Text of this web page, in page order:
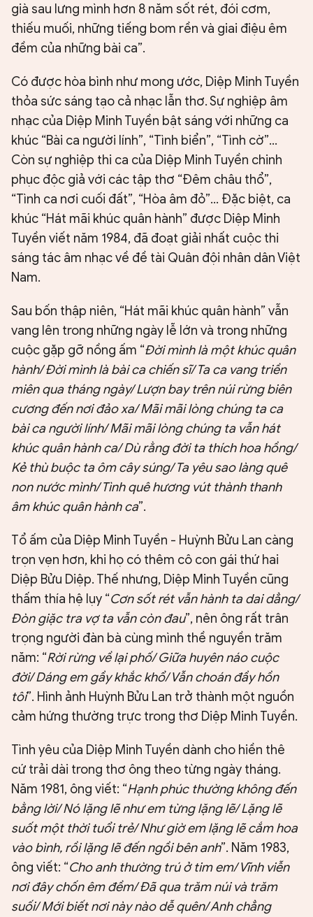
già sau lưng mình hơn 8 năm sốt rét, đói cơm,
thiếu muối, những tiếng bom rền và giai điệu êm
đềm của những bài ca”.
Có được hòa bình như mong ước, Diệp Minh Tuyền
thỏa sức sáng tạo cả nhạc lẫn thơ. Sự nghiệp âm
nhạc của Diệp Minh Tuyền bật sáng với những ca
khúc “Bài ca người lính”, “Tình biển”, “Tình cờ”...
Còn sự nghiệp thi ca của Diệp Minh Tuyền chinh
phục độc giả với các tập thơ “Đêm châu thổ”,
“Tình ca nơi cuối đất”, “Hòa âm đỏ”... Đặc biệt, ca
khúc “Hát mãi khúc quân hành” được Diệp Minh
Tuyền viết năm 1984, đã đoạt giải nhất cuộc thi
sáng tác âm nhạc về đề tài Quân đội nhân dân Việt
Nam.
Sau bốn thập niên, “Hát mãi khúc quân hành” vẫn
vang lên trong những ngày lễ lớn và trong những
cuộc gặp gỡ nồng ấm “Đời mình là một khúc quân
hành/ Đời mình là bài ca chiến sĩ/ Ta ca vang triền
miên qua tháng ngày/ Lượn bay trên núi rừng biên
cương đến nơi đảo xa/ Mãi mãi lòng chúng ta ca
bài ca người lính/ Mãi mãi lòng chúng ta vẫn hát
khúc quân hành ca/ Dù rằng đời ta thích hoa hồng/
Kẻ thù buộc ta ôm cây súng/ Ta yêu sao làng quê
non nước mình/ Tình quê hương vút thành thanh
âm khúc quân hành ca”.
Tổ ấm của Diệp Minh Tuyền - Huỳnh Bửu Lan càng
trọn vẹn hơn, khi họ có thêm cô con gái thứ hai
Diệp Bửu Diệp. Thế nhưng, Diệp Minh Tuyền cũng
thấm thía hệ lụy “Cơn sốt rét vẫn hành ta dai dẳng/
Đòn giặc tra vợ ta vẫn còn đau”, nên ông rất trân
trọng người đàn bà cùng mình thề nguyền trăm
năm: “Rời rừng về lại phố/ Giữa huyên náo cuộc
đời/ Dáng em gầy khắc khổ/ Vẫn choán đầy hồn
tôi”. Hình ảnh Huỳnh Bửu Lan trở thành một nguồn
cảm hứng thường trực trong thơ Diệp Minh Tuyền.
Tình yêu của Diệp Minh Tuyền dành cho hiền thê
cứ trải dài trong thơ ông theo từng ngày tháng.
Năm 1981, ông viết: “Hạnh phúc thường không đến
bằng lời/ Nó lặng lẽ như em từng lặng lẽ/ Lặng lẽ
suốt một thời tuổi trẻ/ Như giờ em lặng lẽ cắm hoa
vào bình, rồi lặng lẽ đến ngồi bên anh”. Năm 1983,
ông viết: “Cho anh thường trú ở tim em/ Vĩnh viễn
nơi đây chốn êm đềm/ Đã qua trăm núi và trăm
suối/ Mới biết nơi này nào dễ quên/ Anh chẳng